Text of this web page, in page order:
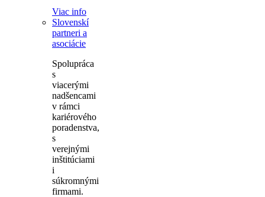
Viac info
Slovenskí
partneri a
asociácie
Spolupráca
s
viacerými
nadšencami
v rámci
kariérového
poradenstva,
s
verejnými
inštitúciami
i
súkromnými
firmami.